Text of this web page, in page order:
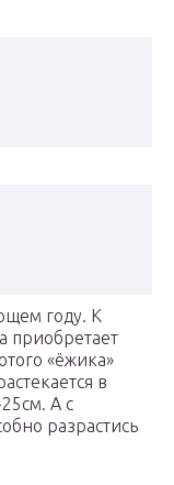
году. К
приобретает
«ёжика»
в
А с
разрастись